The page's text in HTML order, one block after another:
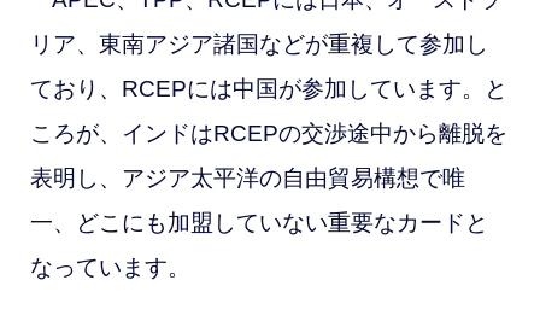
リア、東南アジア諸国などが重複して参加し
ており、RCEPには中国が参加しています。と
ころが、インドはRCEPの交渉途中から離脱を
表明し、アジア太平洋の自由貿易構想で唯
一、どこにも加盟していない重要なカードと
なっています。